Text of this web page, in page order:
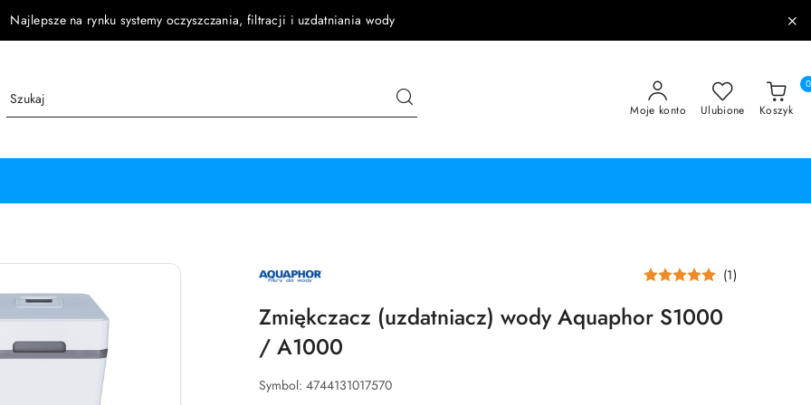
Najlepsze na rynku systemy oczyszczania, filtracji i uzdatniania wody
Moje konto Ulubione Koszyk
0
NAZWA
PRODUCENTA: (1)
Zmiękczacz (uzdatniacz) wody Aquaphor S1000
/ A1000
Symbol: 4744131017570